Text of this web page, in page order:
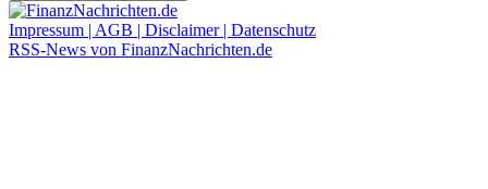
Impressum | AGB | Disclaimer | Datenschutz
RSS-News von FinanzNachrichten.de